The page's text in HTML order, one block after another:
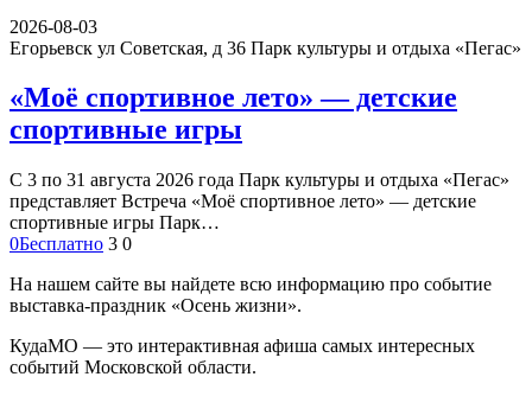
2026-08-03
Егорьевск ул Советская, д 36 Парк культуры и отдыха «Пегас»
«Моё спортивное лето» — детские
спортивные игры
С 3 по 31 августа 2026 года Парк культуры и отдыха «Пегас»
представляет Встреча «Моё спортивное лето» — детские
спортивные игры Парк…
0Бесплатно 3 0
На нашем сайте вы найдете всю информацию про событие
выставка-праздник «Осень жизни».
КудаМО — это интерактивная афиша самых интересных
событий Московской области.